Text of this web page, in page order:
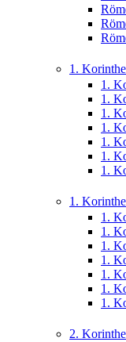
1.
1.
1.
1.
1.
1.
1.
1.
1.
1.
1.
1.
1.
1.
1.
1.
2.